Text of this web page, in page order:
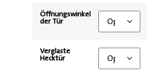
Öffnungswinkel
der Tür
Verglaste
Hecktür